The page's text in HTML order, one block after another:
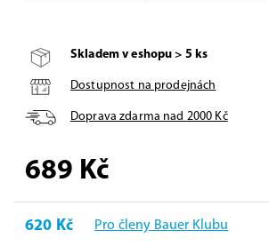
Skladem v eshopu > 5 ks
Dostupnost na prodejnách
Doprava zdarma nad 2000 Kč
689 Kč
620 Kč Pro členy Bauer Klubu